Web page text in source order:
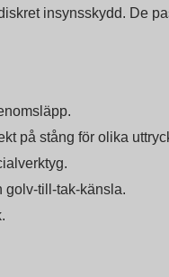
insynsskydd. De
på stång för olika
golv-till-tak-känsla.